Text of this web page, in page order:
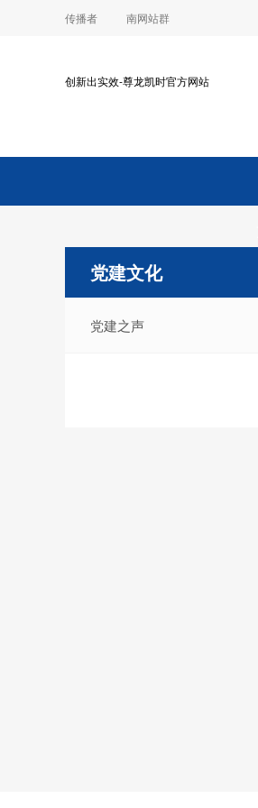
传播者 南网站群
创新出实效-尊龙凯时官方网站
党建文化
党建之声